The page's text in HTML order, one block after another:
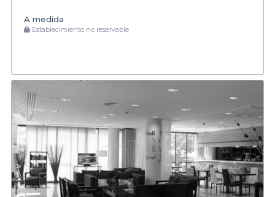
A medida
Establecimiento no reservable